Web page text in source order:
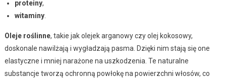
proteiny,
witaminy.
Oleje roślinne, takie jak olejek arganowy czy olej kokosowy,
doskonale nawilżają i wygładzają pasma. Dzięki nim stają się one
elastyczne i mniej narażone na uszkodzenia. Te naturalne
substancje tworzą ochronną powłokę na powierzchni włosów, co